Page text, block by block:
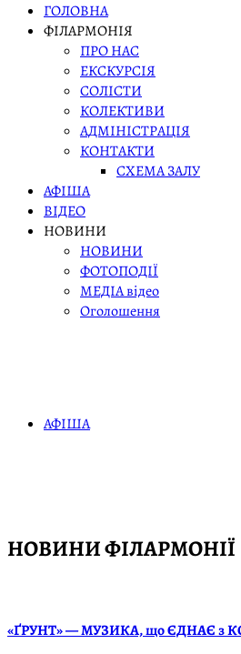
ГОЛОВНА
ФІЛАРМОНІЯ
ПРО НАС
ЕКСКУРСІЯ
СОЛІСТИ
КОЛЕКТИВИ
АДМІНІСТРАЦІЯ
КОНТАКТИ
СХЕМА ЗАЛУ
АФІША
ВІДЕО
НОВИНИ
НОВИНИ
ФОТОПОДІЇ
МЕДІА відео
Оголошення
АФІША
НОВИНИ ФІЛАРМОНІЇ
«ҐРУНТ» — МУЗИКА, що ЄДНАЄ з